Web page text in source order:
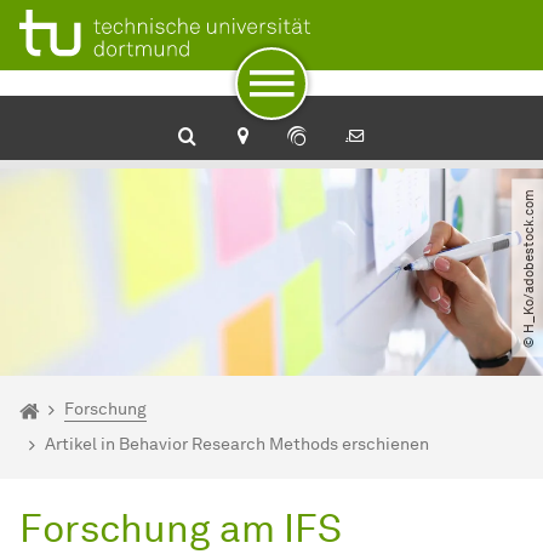
Zum Navigationspfad
Unterseiten von „Forschung“
Zur Navigation
Zum Schnellzugriff
Zum Fuß der Seite mit weiteren Services
Zum Inhalt
Zur Startseite
© H_Ko​/​adobestock.com
Sie sind hier:
Startseite
Forschung
Artikel in Behavior Research Methods erschienen
Forschung am IFS